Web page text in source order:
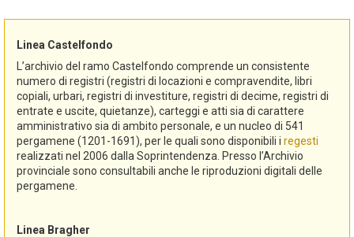
Linea Castelfondo
L’archivio del ramo Castelfondo comprende un consistente
numero di registri (registri di locazioni e compravendite, libri
copiali, urbari, registri di investiture, registri di decime, registri di
entrate e uscite, quietanze), carteggi e atti sia di carattere
amministrativo sia di ambito personale, e un nucleo di 541
pergamene (1201-1691), per le quali sono disponibili i regesti
realizzati nel 2006 dalla Soprintendenza. Presso l’Archivio
provinciale sono consultabili anche le riproduzioni digitali delle
pergamene.
Linea Bragher